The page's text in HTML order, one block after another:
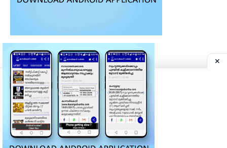
©2026‧My Kasaragod Vartha | LATEST KASARAGOD
Privacy Policy
Grievance Redressal